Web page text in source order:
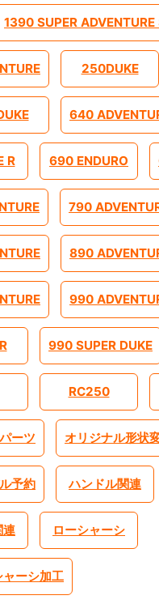
1390 SUPER ADVENTURE
250DUKE
640
R 690 ENDURO
790
890
990
990 SUPER DUKE
RC250
ーツ オリジナル形状
予約 ハンドル関連
連 ローシャーシ
ャーシ加工